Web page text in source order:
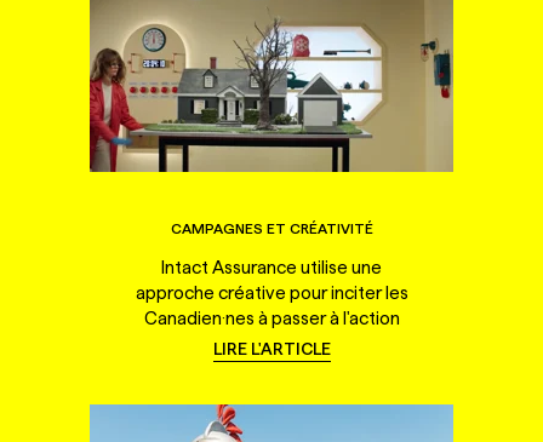
CAMPAGNES ET CRÉATIVITÉ
Intact Assurance utilise une
approche créative pour inciter les
Canadien·nes à passer à l'action
LIRE L'ARTICLE